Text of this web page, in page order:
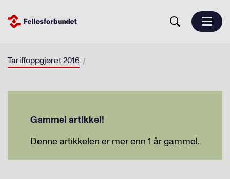
Tariffoppgjøret 2016
Gammel artikkel!
Denne artikkelen er mer enn 1 år gammel.